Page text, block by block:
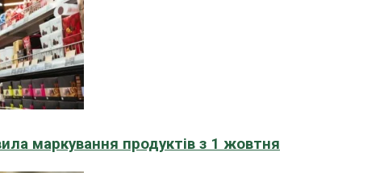
маркування продуктів з 1 жовтня